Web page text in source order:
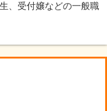
、受付嬢などの一般職